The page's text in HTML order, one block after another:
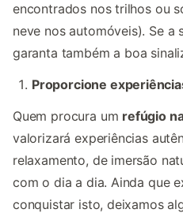
encontrados nos trilhos ou
neve nos automóveis). Se a
garanta também a boa
Proporcione
Quem procura um refúgio
valorizará experiências
relaxamento, de imersão
com o dia a dia. Ainda que
conquistar isto, deixamos